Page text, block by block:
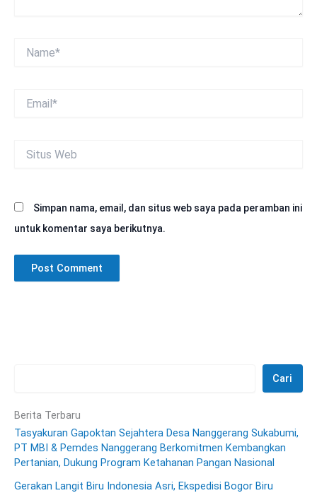
Web
Simpan nama, email, dan situs web saya pada peramban ini
untuk komentar saya berikutnya.
Cari
Berita Terbaru
Tasyakuran Gapoktan Sejahtera Desa Nanggerang Sukabumi,
PT MBI & Pemdes Nanggerang Berkomitmen Kembangkan
Pertanian, Dukung Program Ketahanan Pangan Nasional
Gerakan Langit Biru Indonesia Asri, Ekspedisi Bogor Biru